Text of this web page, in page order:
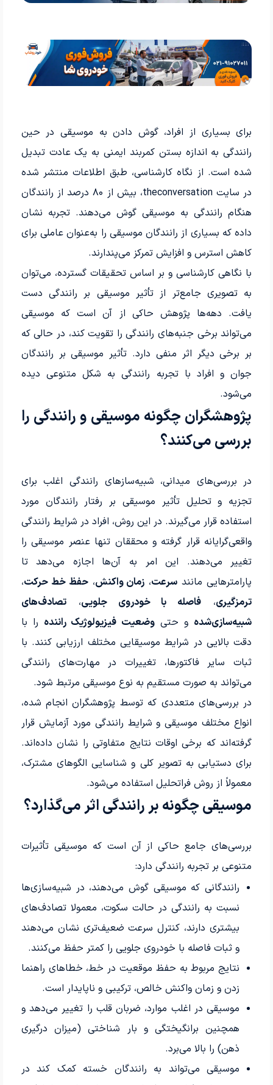
برای بسیاری از افراد، گوش دادن به موسیقی در حین
رانندگی به اندازه بستن کمربند ایمنی به یک عادت تبدیل
شده است. از نگاه کارشناسی، طبق اطلاعات منتشر شده
در سایت theconversation، بیش از ۸۰ درصد از رانندگان
هنگام رانندگی به موسیقی گوش می‌دهند. تجربه نشان
داده که بسیاری از رانندگان موسیقی را به‌عنوان عاملی برای
کاهش استرس و افزایش تمرکز می‌پندارند.
با نگاهی کارشناسی و بر اساس تحقیقات گسترده، می‌توان
به تصویری جامع‌تر از تأثیر موسیقی بر رانندگی دست
یافت. دهه‌ها پژوهش حاکی از آن است که موسیقی
می‌تواند برخی جنبه‌های رانندگی را تقویت کند، در حالی که
بر برخی دیگر اثر منفی دارد. تأثیر موسیقی بر رانندگان
جوان و افراد با تجربه رانندگی به شکل متنوعی دیده
می‌شود.
پژوهشگران چگونه موسیقی و رانندگی را
بررسی می‌کنند؟
در بررسی‌های میدانی، شبیه‌سازهای رانندگی اغلب برای
تجزیه و تحلیل تأثیر موسیقی بر رفتار رانندگان مورد
استفاده قرار می‌گیرند. در این روش، افراد در شرایط رانندگی
واقعی‌گرایانه قرار گرفته و محققان تنها عنصر موسیقی را
تغییر می‌دهند. این امر به آن‌ها اجازه می‌دهد تا
پارامترهایی مانند سرعت، زمان واکنش،حفظ خط حرکت،
ترمزگیری، فاصله با خودروی جلویی،تصادف‌های
شبیه‌سازی‌شده و حتیوضعیت فیزیولوژیک راننده را با
دقت بالایی در شرایط موسیقایی مختلف ارزیابی کنند. با
ثبات سایر فاکتورها، تغییرات در مهارت‌های رانندگی
می‌تواند به صورت مستقیم به نوع موسیقی مرتبط شود.
در بررسی‌های متعددی که توسط پژوهشگران انجام شده،
انواع مختلف موسیقی و شرایط رانندگی مورد آزمایش قرار
گرفته‌اند که برخی اوقات نتایج متفاوتی را نشان داده‌اند.
برای دستیابی به تصویر کلی و شناسایی الگوهای مشترک،
معمولاً از روش فراتحلیل استفاده می‌شود.
موسیقی چگونه بر رانندگی اثر می‌گذارد؟
بررسی‌های جامع حاکی از آن است که موسیقی تأثیرات
متنوعی بر تجربه رانندگی دارد:
رانندگانی که موسیقی گوش می‌دهند، در شبیه‌سازی‌ها
نسبت به رانندگی در حالت سکوت، معمولا تصادف‌های
بیشتری دارند، کنترل سرعت ضعیف‌تری نشان می‌دهند
و ثبات فاصله با خودروی جلویی را کمتر حفظ می‌کنند.
نتایج مربوط به حفظ موقعیت در خط، خطاهای راهنما
زدن و زمان واکنش خالص، ترکیبی و ناپایدار است.
موسیقی در اغلب موارد، ضربان قلب را تغییر می‌دهد و
همچنین برانگیختگی و بار شناختی (میزان درگیری
ذهن) را بالا می‌برد.
موسیقی می‌تواند به رانندگان خسته کمک کند در